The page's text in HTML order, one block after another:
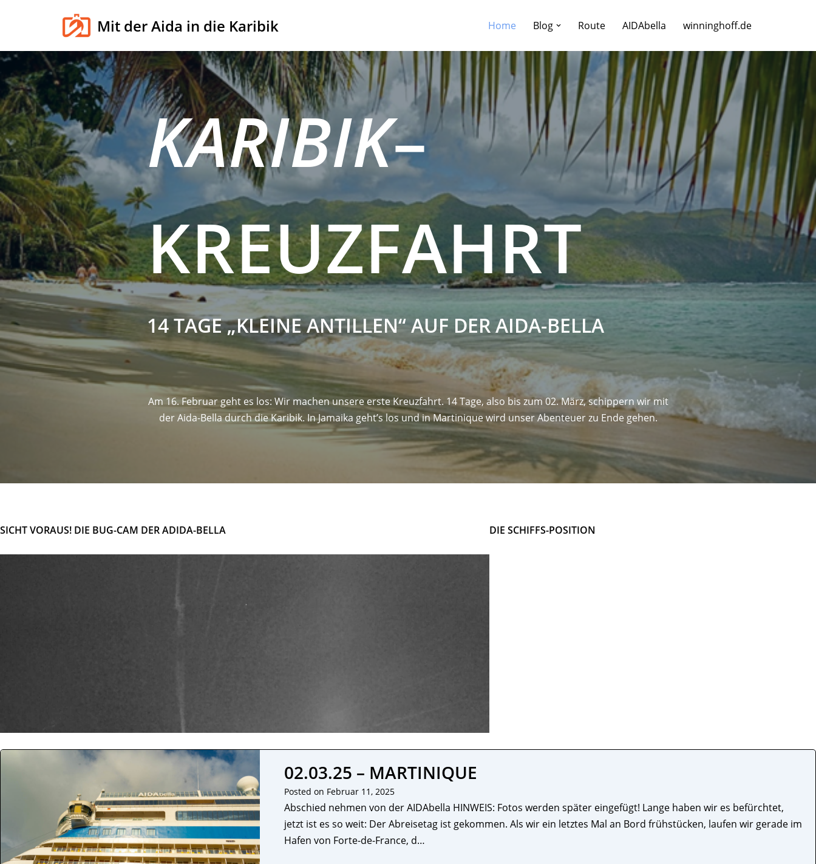
Inhalt
springen
Mit der Aida in die Karibik Home Blog Route AIDAbella winninghoff.de
KARIBIK–
KREUZFAHRT
14 TAGE „KLEINE ANTILLEN“ AUF DER AIDA-BELLA
Am 16. Februar geht es los: Wir machen unsere erste Kreuzfahrt. 14 Tage, also bis zum 02. März, schippern wir mit
der Aida-Bella durch die Karibik. In Jamaika geht’s los und in Martinique wird unser Abenteuer zu Ende gehen.
SICHT VORAUS! DIE BUG-CAM DER ADIDA-BELLA DIE SCHIFFS-POSITION
02.03.25 – MARTINIQUE
Posted on Februar 11, 2025
Abschied nehmen von der AIDAbella HINWEIS: Fotos werden später eingefügt! Lange haben wir es befürchtet,
jetzt ist es so weit: Der Abreisetag ist gekommen. Als wir ein letztes Mal an Bord frühstücken, laufen wir gerade im
Hafen von Forte-de-France, d…